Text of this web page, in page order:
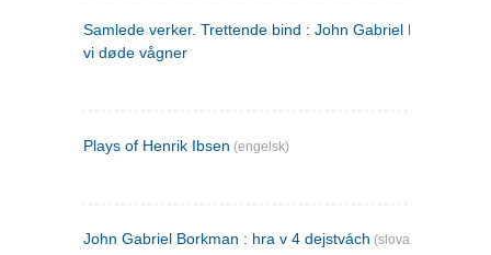
Samlede verker. Trettende bind : John Gabriel Borkman ;
vi døde vågner
Plays of Henrik Ibsen (engelsk)
John Gabriel Borkman : hra v 4 dejstvách (slovakisk)